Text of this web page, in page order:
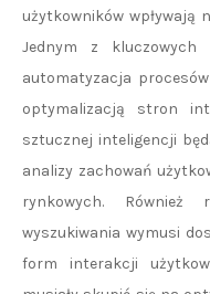
użytkowników wpływają
Jednym z kluczowych
automatyzacja
optymalizacją stron
sztucznej inteligencji
analizy zachowań
rynkowych. Również
wyszukiwania wymusi
form interakcji